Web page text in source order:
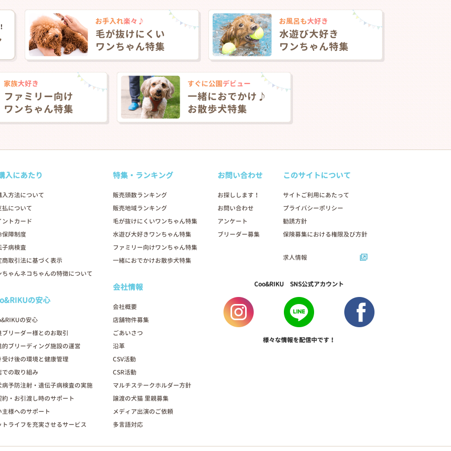
入にあたり
入方法について
払について
ントカード
保障制度
子病検査
商取引法に基づく表示
ちゃんネコちゃんの特徴について
の安心
の安心
ブリーダー様とのお取引
的ブリーディング施設の運営
受け後の環境と健康管理
での取り組み
病予防注射・遺伝子病検査の実施
約・お引渡し時のサポート
主様へのサポート
トライフを充実させるサービス
特集・ランキング
販売頭数ランキング
販売地域ランキング
毛が抜けにくいワンちゃん特集
水遊び大好きワンちゃん特集
ファミリー向けワンちゃん特集
一緒におでかけお散歩犬特集
会社情報
会社概要
店舗物件募集
ごあいさつ
沿革
CSV活動
CSR活動
マルチステークホルダー方針
譲渡の犬猫 里親募集
メディア出演のご依頼
多言語対応
お問い合わせ
お探しします！
お問い合わせ
アンケート
ブリーダー募集
このサイトについて
サイトご利用にあたって
プライバシーポリシー
勧誘方針
保険募集における権限及び方針
求人情報
Coo&RIKU SNS公式アカウント
様々な情報を配信中です！